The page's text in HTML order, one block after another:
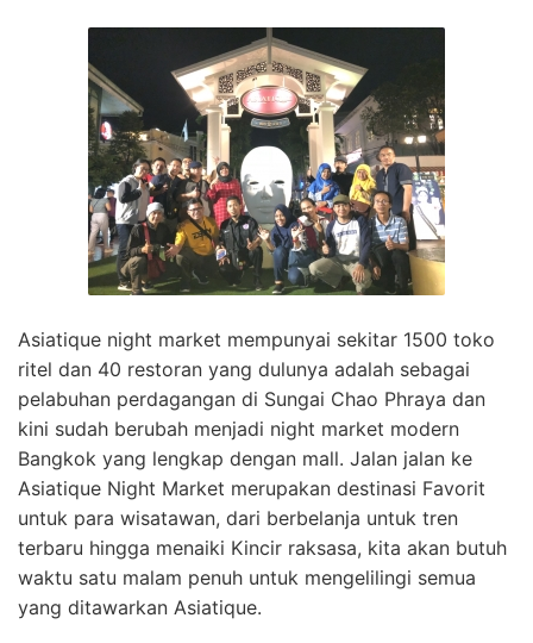
Asiatique night market mempunyai sekitar 1500 toko
ritel dan 40 restoran yang dulunya adalah sebagai
pelabuhan perdagangan di Sungai Chao Phraya dan
kini sudah berubah menjadi night market modern
Bangkok yang lengkap dengan mall. Jalan jalan ke
Asiatique Night Market merupakan destinasi Favorit
untuk para wisatawan, dari berbelanja untuk tren
terbaru hingga menaiki Kincir raksasa, kita akan butuh
waktu satu malam penuh untuk mengelilingi semua
yang ditawarkan Asiatique.